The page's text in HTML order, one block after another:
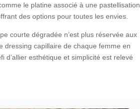
le platine associé à une pastellisation
des options pour toutes les envies.
courte dégradée n’est plus réservée aux
dressing capillaire de chaque femme en
d’allier esthétique et simplicité est relevé